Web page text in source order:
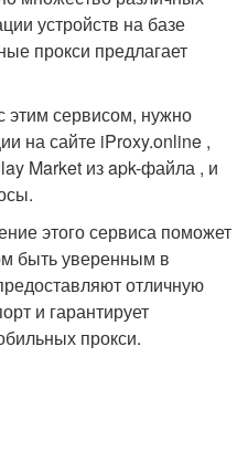
устройств на базе
прокси предлагает
этим сервисом, нужно
на сайте iProxy.online ,
Market из apk-файла , и
этого сервиса поможет
быть уверенным в
отличную
и гарантирует
прокси.